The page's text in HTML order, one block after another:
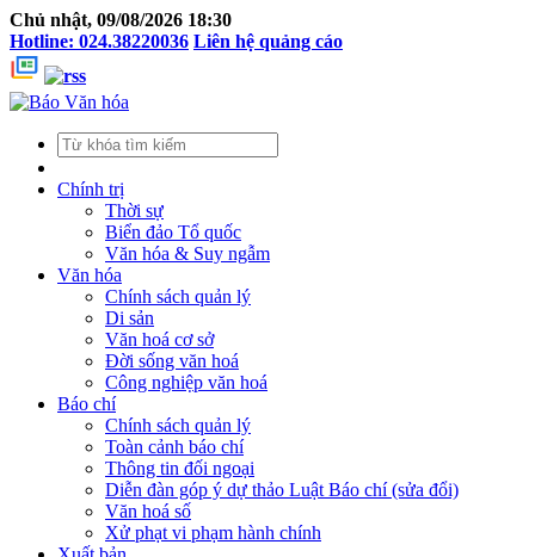
Chủ nhật, 09/08/2026 18:30
Hotline: 024.38220036 Liên hệ quảng cáo
Chính trị
Thời sự
Biển đảo Tổ quốc
Văn hóa & Suy ngẫm
Văn hóa
Chính sách quản lý
Di sản
Văn hoá cơ sở
Đời sống văn hoá
Công nghiệp văn hoá
Báo chí
Chính sách quản lý
Toàn cảnh báo chí
Thông tin đối ngoại
Diễn đàn góp ý dự thảo Luật Báo chí (sửa đổi)
Văn hoá số
Xử phạt vi phạm hành chính